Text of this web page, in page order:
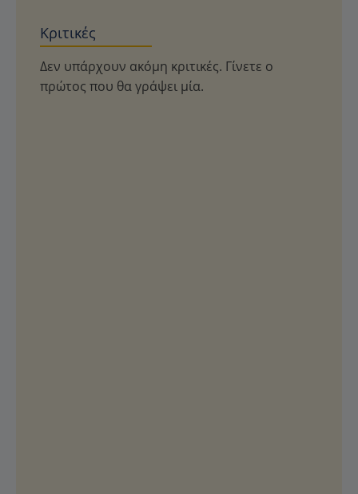
Κριτικές
Δεν υπάρχουν ακόμη κριτικές. Γίνετε ο
πρώτος που θα γράψει μία.